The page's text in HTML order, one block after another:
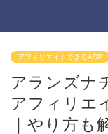
アフィリエイトできるASP
アランズナ
アフィリエ
｜やり方も